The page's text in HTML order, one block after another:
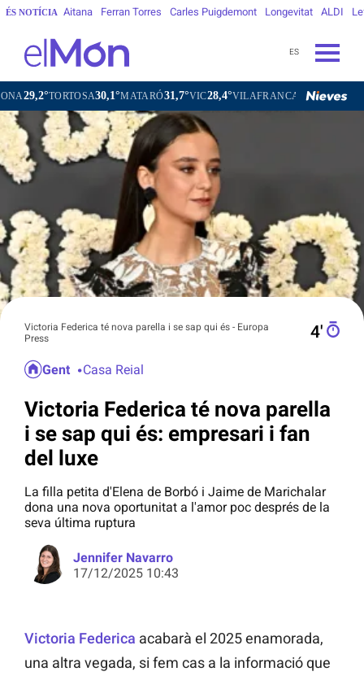
ÉS NOTÍCIA Aitana Ferran Torres Carles Puigdemont Longevitat ALDI
ES
30,1°MATARÓ31,7°VIC28,4°VILAFRANCA DEL PENEDÈS 29,4°
Victoria Federica té nova parella i se sap qui és - Europa
Press
4′
Gent Casa Reial
Victoria Federica té nova parella
i se sap qui és: empresari i fan
del luxe
La filla petita d'Elena de Borbó i Jaime de Marichalar
dona una nova oportunitat a l'amor poc després de la
seva última ruptura
Jennifer Navarro
17/12/2025 10:43
Victoria Federica acabarà el 2025 enamorada,
una altra vegada, si fem cas a la informació que